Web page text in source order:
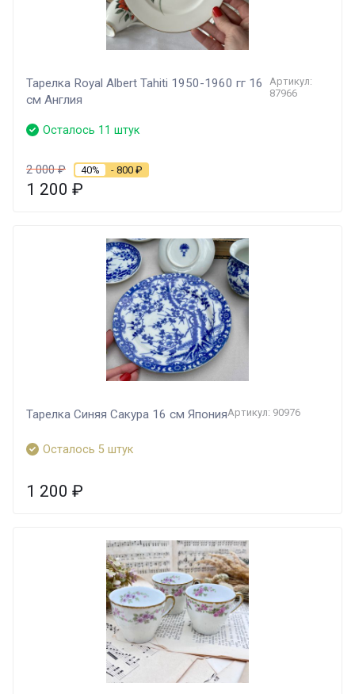
Тарелка Royal Albert Tahiti 1950-1960 гг 16
см Англия
Артикул:
87966
Осталось 11 штук
2 000₽ 40% - 800 ₽
1 200 ₽
Тарелка Синяя Сакура 16 см ЯпонияАртикул: 90976
Осталось 5 штук
1 200 ₽